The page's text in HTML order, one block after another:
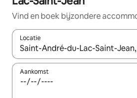
Vind en boek bijzondere
Locatie
Wanneer er resultaten beschikbaar
Aankomst